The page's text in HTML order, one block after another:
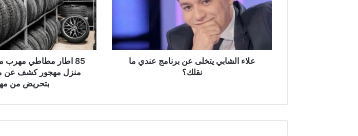
ا
ب
ل
علاء الشابي يتخلى عن برنامج عندي ما
نقلك؟
ا
ر
م
ط
ا
ر
85 اطار مطاطي مهرب
منزل مهجور كشف عن
بتحريض من